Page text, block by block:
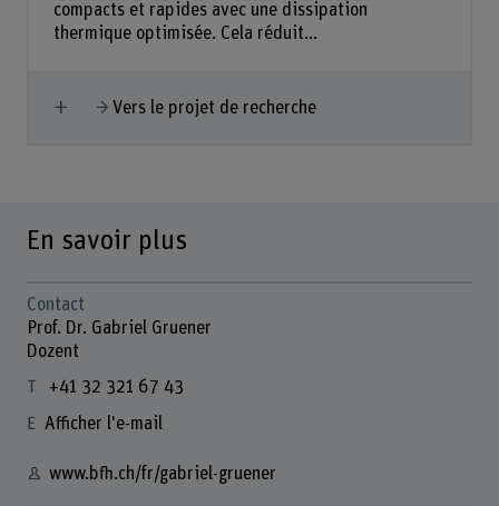
compacts et rapides avec une dissipation
thermique optimisée. Cela réduit...
Afficher plus
Vers le projet de recherche
En savoir plus
Contact
Prof. Dr. Gabriel Gruener
Dozent
+41 32 321 67 43
Afficher l'e-mail
www.bfh.ch/fr/gabriel-gruener